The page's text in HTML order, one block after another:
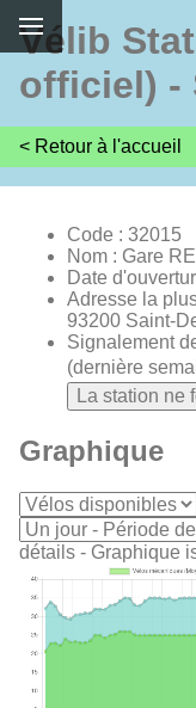
Vélib
officiel) -
< Retour à l'accueil
Code : 32015
Nom : Gare
Date
Adresse la
93200 Saint-
Signalement
(dernière
La station ne
Graphique
détails - Graphique